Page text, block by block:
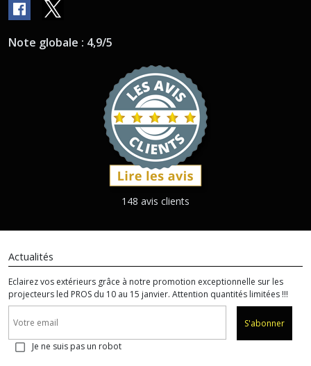
Note globale : 4,9/5
148 avis clients
Actualités
Eclairez vos extérieurs grâce à notre promotion exceptionnelle sur les
projecteurs led PROS du 10 au 15 janvier. Attention quantités limitées !!!
S'abonner
Je ne suis pas un robot